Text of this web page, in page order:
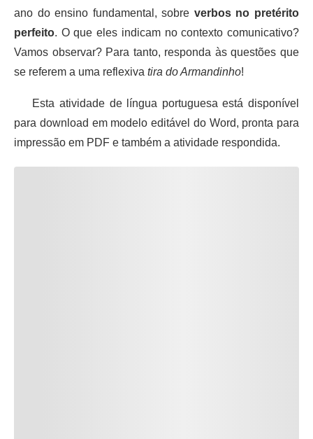
ano do ensino fundamental, sobre verbos no pretérito
perfeito. O que eles indicam no contexto comunicativo?
Vamos observar? Para tanto, responda às questões que
se referem a uma reflexiva tira do Armandinho!
Esta atividade de língua portuguesa está disponível
para download em modelo editável do Word, pronta para
impressão em PDF e também a atividade respondida.